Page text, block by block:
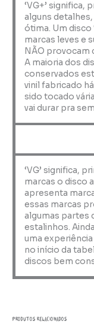
‘VG+’ significa,
alguns
ótima. Um disco
marcas leves e
NÃO provocam
A maioria dos
conservados
vinil fabricado
sido tocado
vai durar pra
‘VG’ significa,
marcas o disco
apresenta
essas marcas
algumas partes
estalinhos.
uma
no início da
discos bem
Produtos relacionados